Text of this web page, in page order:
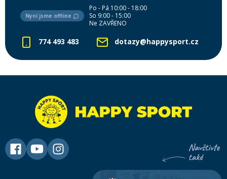
Nyní jsme offline
Po - Pá 10:00 - 18:00
So 9:00 - 15:00
Ne ZAVŘENO
774 493 483 dotazy@happysport.cz